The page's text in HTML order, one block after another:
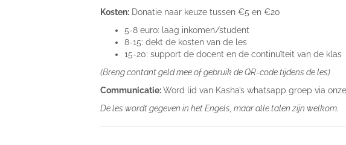
Kosten: Donatie naar keuze tussen €5 en €20
5-8 euro: laag inkomen/student
8-15: dekt de kosten van de les
15-20: support de docent en de continuïteit van de klas
(Breng contant geld mee of gebruik de QR-code tijdens de les)
Communicatie:Word lid van Kasha’s whatsapp groep via
De les wordt gegeven in het Engels, maar alle talen zijn welkom.